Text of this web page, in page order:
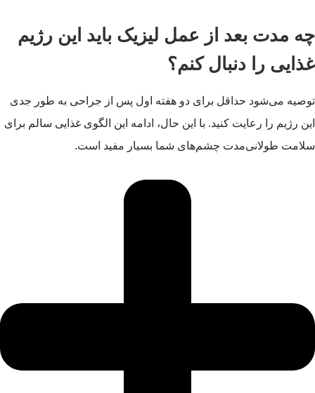
چه مدت بعد از عمل لیزیک باید این رژیم
غذایی را دنبال کنم؟
توصیه می‌شود حداقل برای دو هفته اول پس از جراحی به طور جدی
این رژیم را رعایت کنید. با این حال، ادامه این الگوی غذایی سالم برای
سلامت طولانی‌مدت چشم‌های شما بسیار مفید است.